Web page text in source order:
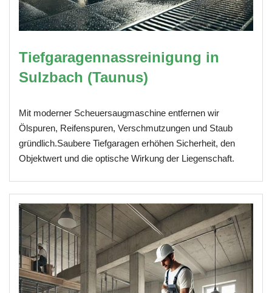
Tiefgaragennassreinigung in
Sulzbach (Taunus)
Mit moderner Scheuersaugmaschine entfernen wir
Ölspuren, Reifenspuren, Verschmutzungen und Staub
gründlich.Saubere Tiefgaragen erhöhen Sicherheit, den
Objektwert und die optische Wirkung der Liegenschaft.